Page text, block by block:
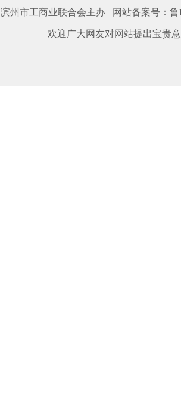
滨州市工商业联合会主办 网站备案号： 鲁
欢迎广大网友对网站提出宝贵